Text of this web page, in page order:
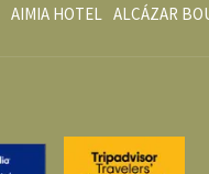
ÖFFNET
AIMIA HOTEL
ÖFFNET
ALCÁZAR